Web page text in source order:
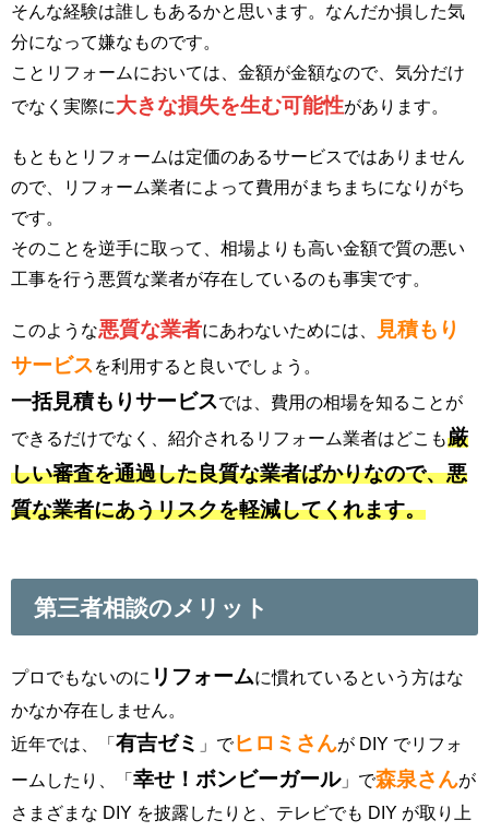
そんな経験は誰しもあるかと思います。なんだか損した気
分になって嫌なものです。
ことリフォームにおいては、金額が金額なので、気分だけ
でなく実際に大きな損失を生む可能性があります。
もともとリフォームは定価のあるサービスではありません
ので、リフォーム業者によって費用がまちまちになりがち
です。
そのことを逆手に取って、相場よりも高い金額で質の悪い
工事を行う悪質な業者が存在しているのも事実です。
このような悪質な業者にあわないためには、
見積もり
サービス を利用すると良いでしょう。
一括見積もりサービスでは、費用の相場を知ることが
できるだけでなく、紹介されるリフォーム業者はどこも厳
しい審査を通過した良質な業者ばかりなので、悪
質な業者にあうリスクを軽減してくれます。
第三者相談のメリット
プロでもないのに リフォームに慣れているという方はな
かなか存在しません。
近年では、「 有吉ゼミ 」でヒロミさんが DIY でリフォ
ームしたり、「 幸せ！ボンビーガール」で森泉さんが
さまざまな DIY を披露したりと、テレビでも DIY が取り上